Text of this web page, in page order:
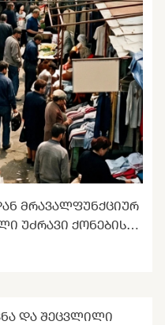
ᲛᲠᲐᲕᲐᲚᲤᲣᲜᲥᲪᲘᲣᲠ
ᲣᲫᲠᲐᲕᲘ ᲥᲝᲜᲔᲑᲘᲡ
ᲓᲐ ᲨᲔᲪᲕᲚᲘᲚᲘ